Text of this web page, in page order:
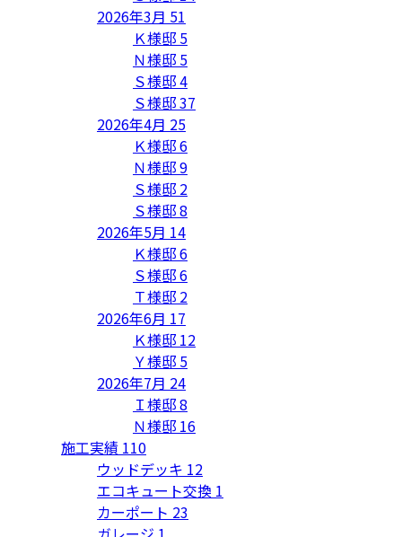
2026年3月 51
Ｋ様邸 5
Ｎ様邸 5
Ｓ様邸4
Ｓ様邸37
2026年4月 25
Ｋ様邸6
Ｎ様邸9
Ｓ様邸 2
Ｓ様邸8
2026年5月 14
Ｋ様邸6
Ｓ様邸6
Ｔ様邸 2
2026年6月 17
Ｋ様邸 12
Ｙ様邸 5
2026年7月 24
Ｉ様邸8
Ｎ様邸 16
施工実績 110
ウッドデッキ 12
エコキュート交換 1
カーポート 23